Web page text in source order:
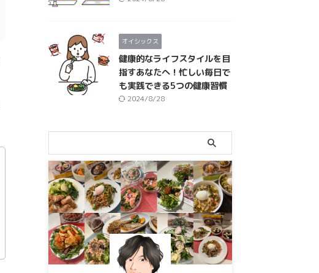
オイシックス
健康的なライフスタイルを目
指すあなたへ！忙しい毎日で
も実践できる5つの健康習慣
2024/8/28